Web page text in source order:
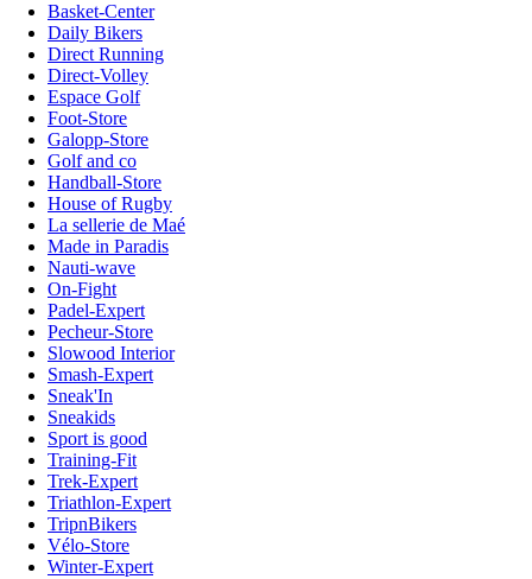
Basket-Center
Daily Bikers
Direct Running
Direct-Volley
Espace Golf
Foot-Store
Galopp-Store
Golf and co
Handball-Store
House of Rugby
La sellerie de Maé
Made in Paradis
Nauti-wave
On-Fight
Padel-Expert
Pecheur-Store
Slowood Interior
Smash-Expert
Sneak'In
Sneakids
Sport is good
Training-Fit
Trek-Expert
Triathlon-Expert
TripnBikers
Vélo-Store
Winter-Expert